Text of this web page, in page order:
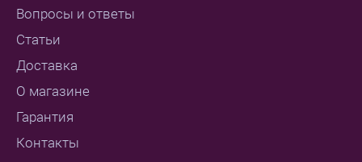
Вопросы и ответы
Статьи
Доставка
О магазине
Гарантия
Контакты